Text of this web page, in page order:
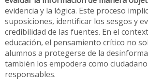
evidencia y la lógica. Este proceso
suposiciones, identificar los sesgos y
credibilidad de las fuentes. En el
educación, el pensamiento crítico no
alumnos a protegerse de la
también los empodera como
responsables.